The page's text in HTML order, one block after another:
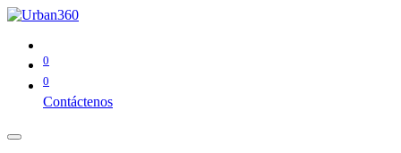
0
0
Contáctenos